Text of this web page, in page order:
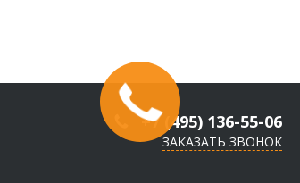
+7 (495) 136-55-06
ЗАКАЗАТЬ ЗВОНОК